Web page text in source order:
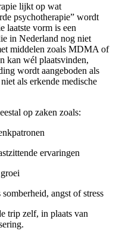
lijkt op wat
psychotherapie” wordt
laatste vorm is een
in Nederland nog niet
middelen zoals MDMA of
kan wél plaatsvinden,
wordt aangeboden als
als erkende medische
op zaken zoals:
ervaringen
angst of stress
trip zelf, in plaats van